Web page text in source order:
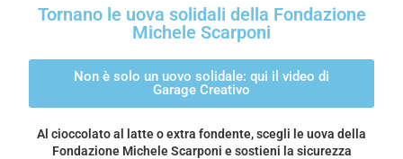
Tornano le uova solidali della Fondazione
Michele Scarponi
Non è solo un uovo solidale: qui il video di
Garage Creativo
Al cioccolato al latte o extra fondente, scegli le uova della
Fondazione Michele Scarponi e sostieni la sicurezza